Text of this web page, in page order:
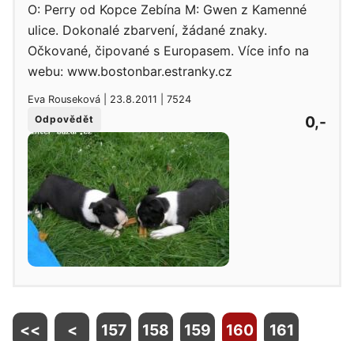
O: Perry od Kopce Zebína M: Gwen z Kamenné
ulice. Dokonalé zbarvení, žádané znaky.
Očkované, čipované s Europasem. Více info na
webu: www.bostonbar.estranky.cz
Eva Rouseková | 23.8.2011 | 7524
Odpovědět
0,-
<< < 157 158 159 160 161